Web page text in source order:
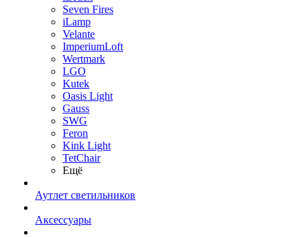
Seven Fires
iLamp
Velante
ImperiumLoft
Wertmark
LGO
Kutek
Oasis Light
Gauss
SWG
Feron
Kink Light
TetСhair
Ещё
Аутлет светильников
Аксессуары